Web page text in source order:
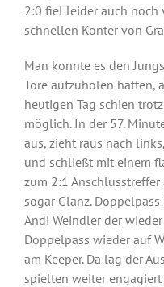
2:0 fiel leider auch noch
schnellen Konter von
Man konnte es den
Tore aufzuholen hatten,
heutigen Tag schien
möglich. In der 57.
aus, zieht raus nach
und schließt mit einem
zum 2:1
sogar Glanz.
Andi Weindler der
Doppelpass wieder auf
am Keeper. Da lag der
spielten weiter